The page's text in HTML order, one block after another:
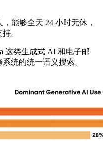
能够全天 24 小时无休，
。
类生成式 AI 和电子邮
统的统一语义搜索。